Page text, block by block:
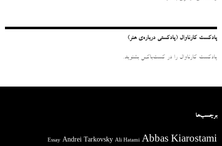
پادکست کارناوال (پادکستی درباره‌ی هنر)
پادکست کارناوال را در کست‌باکس بشنوید.
برچسب‌ها
Abbas Kiarostami
Ali Hatami
Andrei Tarkovsky
Essay